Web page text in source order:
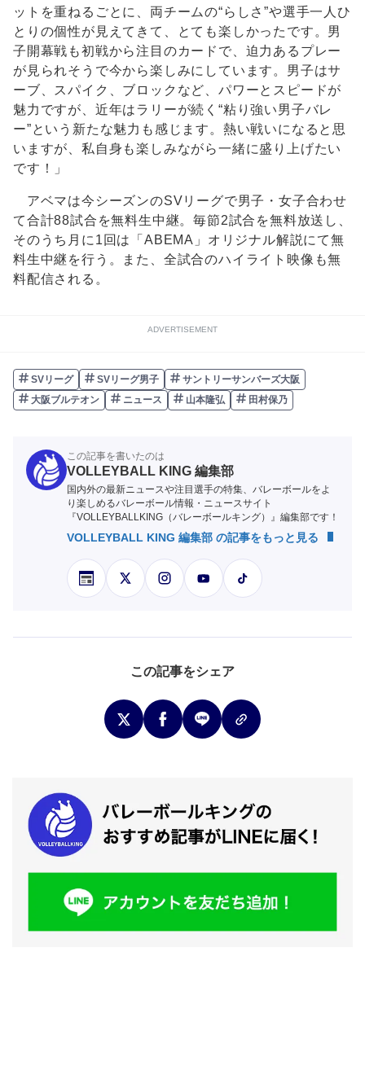
ットを重ねるごとに、両チームの“らしさ”や選手一人ひ
とりの個性が見えてきて、とても楽しかったです。男
子開幕戦も初戦から注目のカードで、迫力あるプレー
が見られそうで今から楽しみにしています。男子はサ
ーブ、スパイク、ブロックなど、パワーとスピードが
魅力ですが、近年はラリーが続く“粘り強い男子バレ
ー”という新たな魅力も感じます。熱い戦いになると思
いますが、私自身も楽しみながら一緒に盛り上げたい
です！」
アベマは今シーズンのSVリーグで男子・女子合わせ
て合計88試合を無料生中継。毎節2試合を無料放送し、
そのうち月に1回は「ABEMA」オリジナル解説にて無
料生中継を行う。また、全試合のハイライト映像も無
料配信される。
ADVERTISEMENT
SVリーグ SVリーグ男子
サントリーサンバーズ大阪
大阪ブルテオン
ニュース 山本隆弘 田村保乃
この記事を書いたのは
VOLLEYBALL KING 編集部
国内外の最新ニュースや注目選手の特集、バレーボールをよ
り楽しめるバレーボール情報・ニュースサイト
『VOLLEYBALLKING（バレーボールキング）』編集部です！
VOLLEYBALL KING 編集部 の記事をもっと見る
この記事をシェア